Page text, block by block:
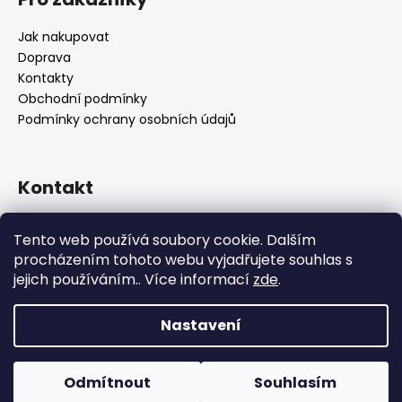
Tento web používá soubory cookie. Dalším
procházením tohoto webu vyjadřujete souhlas s
jejich používáním.. Více informací zde.
Nastavení
Odmítnout Souhlasím
Jak nakupovat
Doprava
Kontakty
Obchodní podmínky
Podmínky ochrany osobních údajů
Kontakt
+420 773 468 303
+420 773 468 303
Copyright 2026ALUKOLAMB.cz - prodej použitých
disku a pneumatik
. Všechna práva vyhrazena.